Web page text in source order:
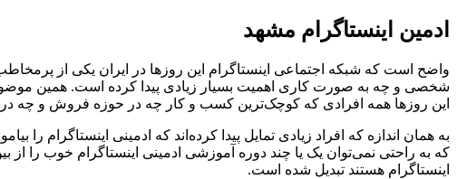
ادمین اینستاگرام مشهد
واضح است که شبکه اجتماعی اینستاگرام این روزها در ایران یکی از
شخصی و چه به صورت کاری اهمیت بسیار زیادی پیدا کرده است. همین موضوع
این روزها همه افرادی که کوچک‌ترین کسب و کار چه در حوزه فروش و چه در
به همان اندازه که افراد زیادی تمایل پیدا کرده‌اند که ادمینی اینستاگرام
که به راحتی نمی‌توان یک یا چند دوره آموزشی ادمینی اینستاگرام خوب را
اینستاگرام هستند تبدیل شده است.